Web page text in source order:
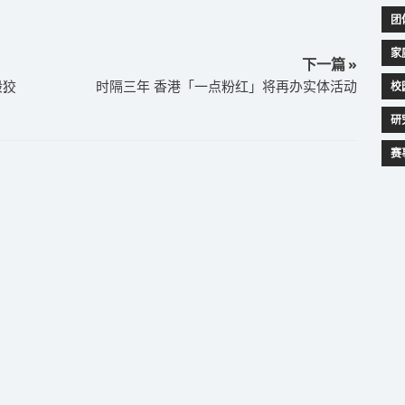
下一篇 »
时隔三年 香港「一点粉红」将再办实体活动
团
家
校
研
赛